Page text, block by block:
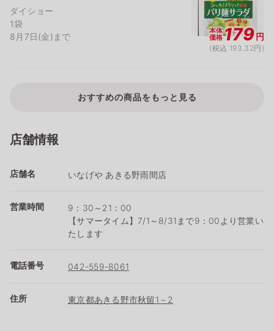
ダイショー
1袋
8月7日(金)まで
本体
価格179円
(税込 193.32円)
おすすめの商品をもっと見る
店舗情報
店舗名 いなげや あきる野雨間店
営業時間
9：30～21：00
【サマータイム】7/1～8/31まで9：00より営業い
たします
電話番号 042-559-8061
住所 東京都あきる野市秋留1－2